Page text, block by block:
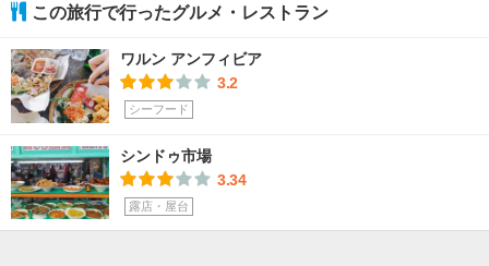
この旅行で行ったグルメ・レストラン
ワルン アンフィビア
3.2
シーフード
シンドゥ市場
3.34
露店・屋台